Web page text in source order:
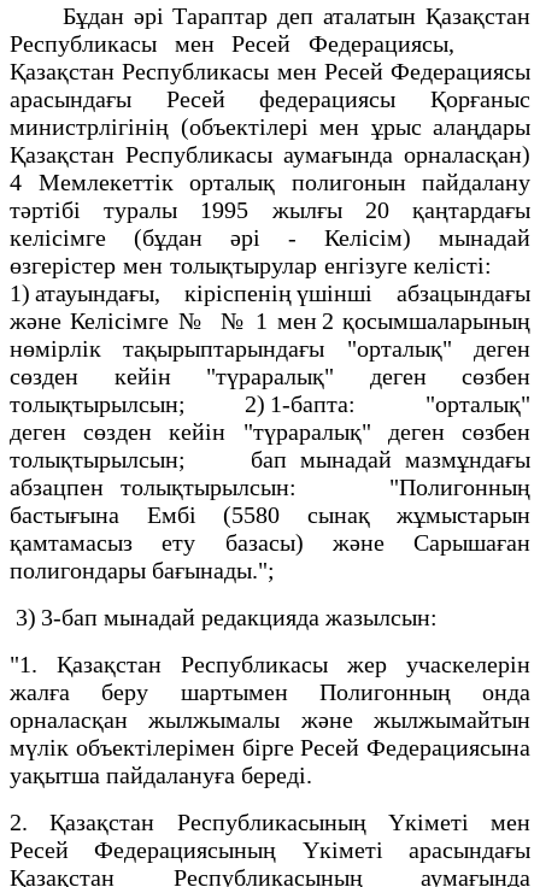
Бұдан әрі Тараптар деп аталатын Қазақстан
Республикасы мен Ресей Федерациясы,
Қазақстан Республикасы мен Ресей Федерациясы
арасындағы Ресей федерациясы Қорғаныс
министрлігінің (объектілері мен ұрыс алаңдары
Қазақстан Республикасы аумағында орналасқан)
4 Мемлекеттік орталық полигонын пайдалану
тәртібі туралы 1995 жылғы 20 қаңтардағы
келісімге (бұдан әрі - Келісім) мынадай
өзгерістер мен толықтырулар енгізуге келісті:
1) атауындағы, кіріспенің үшінші абзацындағы
және Келісімге № № 1 мен 2 қосымшаларының
нөмірлік тақырыптарындағы "орталық" деген
сөзден кейін "түраралық" деген сөзбен
толықтырылсын; 2) 1-бапта: "орталық"
деген сөзден кейін "түраралық" деген сөзбен
толықтырылсын; бап мынадай мазмұндағы
абзацпен толықтырылсын: "Полигонның
бастығына Ембі (5580 сынақ жұмыстарын
қамтамасыз ету базасы) және Сарышаған
полигондары бағынады.";
3) 3-бап мынадай редакцияда жазылсын:
"1. Қазақстан Республикасы жер учаскелерін
жалға беру шартымен Полигонның онда
орналасқан жылжымалы және жылжымайтын
мүлік объектілерімен бірге Ресей Федерациясына
уақытша пайдалануға береді.
2. Қазақстан Республикасының Үкіметі мен
Ресей Федерациясының Үкіметі арасындағы
Қазақстан Республикасының аумағында